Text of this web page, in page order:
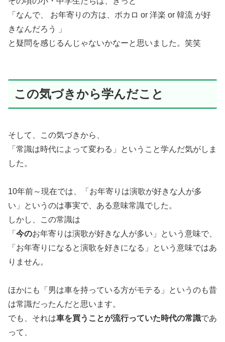
「なんで、 お年寄りの方は、ボカロ or 洋楽 or 韓流 が好
きなんだろう 」
と疑問を感じるんじゃないかなーと思いました。笑笑
この気づきから学んだこと
そして、この気づきから、
「常識は時代によって変わる」ということ学んだ気がしま
した。
10年前～現在では、「お年寄りは演歌が好きな人が多
い」というのは事実で、ある意味常識でした。
しかし、この常識は
「 今のお年寄りは演歌が好きな人が多い」という意味で、
「お年寄りになると演歌を好きになる」という意味ではあ
りません。
ほかにも「男は車を持っている方がモテる」というのも昔
は常識だったんだと思います。
でも、それは車を買うことが流行っていた時代の常識であ
って、